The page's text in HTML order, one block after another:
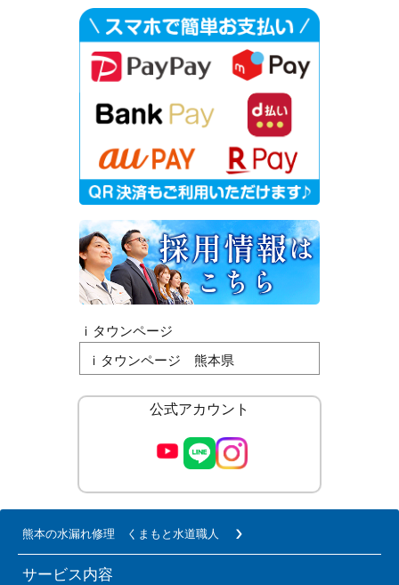
ｉタウンページ
ｉタウンページ 熊本県
公式アカウント
熊本の水漏れ修理 くまもと水道職人
サービス内容